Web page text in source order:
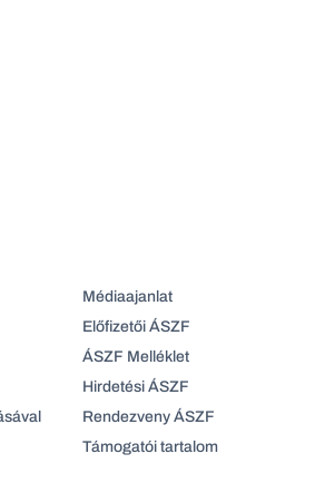
Médiaajanlat
Előfizetői ÁSZF
ÁSZF Melléklet
Hirdetési ÁSZF
Rendezveny ÁSZF
Támogatói tartalom